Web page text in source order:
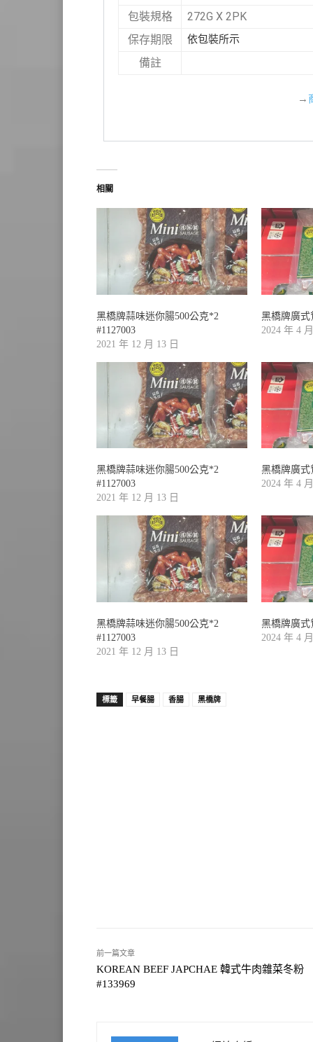
包裝規格 272G X 2PK
保存期限 依包裝所示
備註
→
相關
黑橋牌蒜味迷你腸500公克*2
#1127003
2021 年 12 月 13 日
黑橋牌廣式
2024 年 4
黑橋牌蒜味迷你腸500公克*2
#1127003
2021 年 12 月 13 日
黑橋牌廣式
2024 年 4
黑橋牌蒜味迷你腸500公克*2
#1127003
2021 年 12 月 13 日
黑橋牌廣式
2024 年 4
標籤 早餐腸 香腸 黑橋牌
前一篇文章
KOREAN BEEF JAPCHAE 韓式牛肉雜菜冬粉
#133969